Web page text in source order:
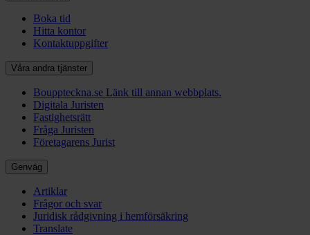
Boka tid
Hitta kontor
Kontaktuppgifter
Våra andra tjänster
Bouppteckna.se Länk till annan webbplats.
Digitala Juristen
Fastighetsrätt
Fråga Juristen
Företagarens Jurist
Genväg
Artiklar
Frågor och svar
Juridisk rådgivning i hemförsäkring
Translate